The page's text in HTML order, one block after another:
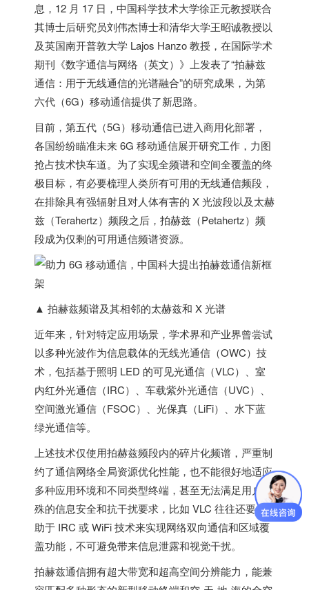
息，12 月 17 日，中国科学技术大学徐正元教授联合
其博士后研究员刘伟杰博士和清华大学王昭诚教授以
及英国南开普敦大学 Lajos Hanzo 教授，在国际学术
期刊《数字通信与网络（英文）》上发表了“拍赫兹
通信：用于无线通信的光谱融合”的研究成果， 为第
六代（6G）移动通信提供了新思路。
目前，第五代（5G）移动通信已进入商用化部署，
各国纷纷瞄准未来 6G 移动通信展开研究工作，力图
抢占技术快车道。为了实现全频谱和空间全覆盖的终
极目标，有必要梳理人类所有可用的无线通信频段，
在排除具有强辐射且对人体有害的 X 光波段以及太赫
兹（Terahertz）频段之后， 拍赫兹（Petahertz）频
段成为仅剩的可用通信频谱资源。
▲ 拍赫兹频谱及其相邻的太赫兹和 X 光谱
近年来，针对特定应用场景，学术界和产业界曾尝试
以多种光波作为信息载体的无线光通信（OWC）技
术，包括基于照明 LED 的可见光通信（VLC）、室
内红外光通信（IRC）、车载紫外光通信（UVC）、
空间激光通信（FSOC）、光保真（LiFi）、水下蓝
绿光通信等。
上述技术仅使用拍赫兹频段内的碎片化频谱，严重制
约了通信网络全局资源优化性能，也不能很好地适应
多种应用环境和不同类型终端，甚至无法满足用户特
殊的信息安全和抗干扰要求，比如 VLC 往往还要借
助于 IRC 或 WiFi 技术来实现网络双向通信和区域覆
盖功能，不可避免带来信息泄露和视觉干扰。
拍赫兹通信拥有超大带宽和超高空间分辨能力 ，能兼